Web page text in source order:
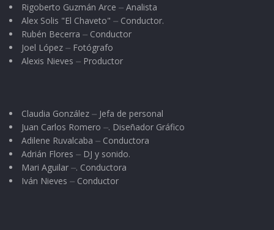
Rigoberto Guzmán Arce ⏤ Analista
Alex Solis "El Chaveto" ⏤ Conductor.
Rubén Becerra ⏤ Conductor
Joel López ⏤ Fotógrafo
Alexis Nieves ⏤ Productor
Claudia González ⏤ Jefa de personal
Juan Carlos Romero ⏤. Diseñador Gráfico
Adilene Ruvalcaba ⏤ Conductora
Adrián Flores ⏤ DJ y sonido.
Mari Aguilar ⏤. Conductora
Iván Nieves ⏤ Conductor